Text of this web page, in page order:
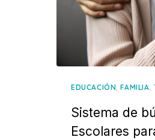
EDUCACIÓN,FAMILIA,
Sistema de
Escolares